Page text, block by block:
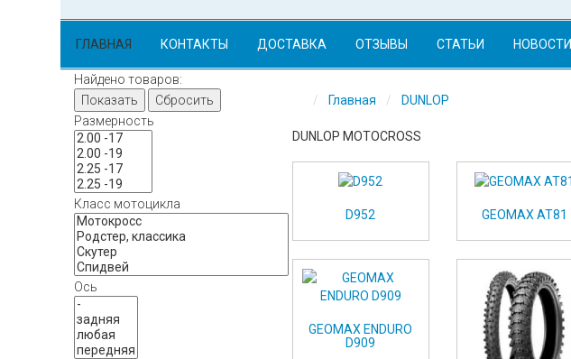
ГЛАВНАЯ КОНТАКТЫ ДОСТАВКА ОТЗЫВЫ СТАТЬИ НОВОСТИ
Найдено товаров:
Показать
Сбросить
Размерность
Класс мотоцикла
Ось
Главная DUNLOP
DUNLOP MOTOCROSS
D952 GEOMAX AT81
GEOMAX ENDURO
D909